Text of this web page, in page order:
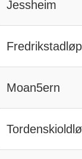
Jessheim
Moan5ern